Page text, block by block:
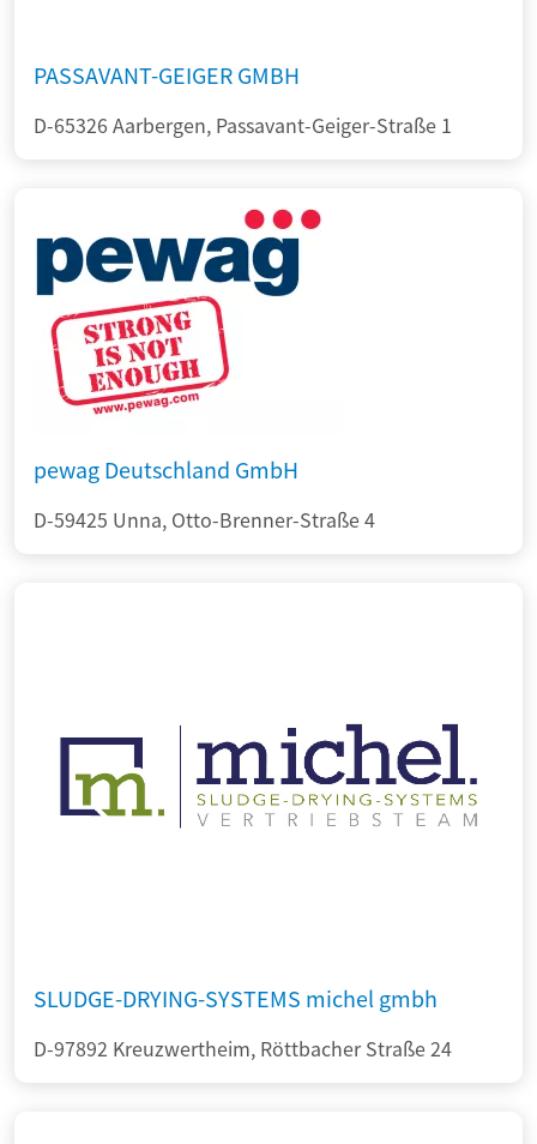
PASSAVANT-GEIGER GMBH
D-65326 Aarbergen, Passavant-Geiger-Straße 1
pewag Deutschland GmbH
D-59425 Unna, Otto-Brenner-Straße 4
SLUDGE-DRYING-SYSTEMS michel gmbh
D-97892 Kreuzwertheim, Röttbacher Straße 24